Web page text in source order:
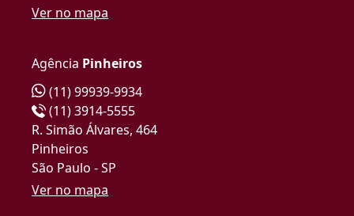
Ver no mapa
Agência Pinheiros
(11) 99939-9934
(11) 3914-5555
R. Simão Álvares, 464
Pinheiros
São Paulo - SP
Ver no mapa